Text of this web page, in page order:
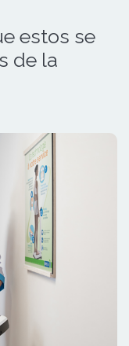
estos se
de la